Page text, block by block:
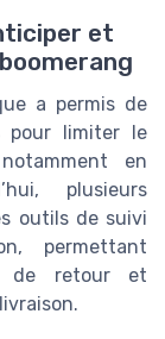
et
a permis de
pour limiter le
en
plusieurs
outils de suivi
permettant
de retour et